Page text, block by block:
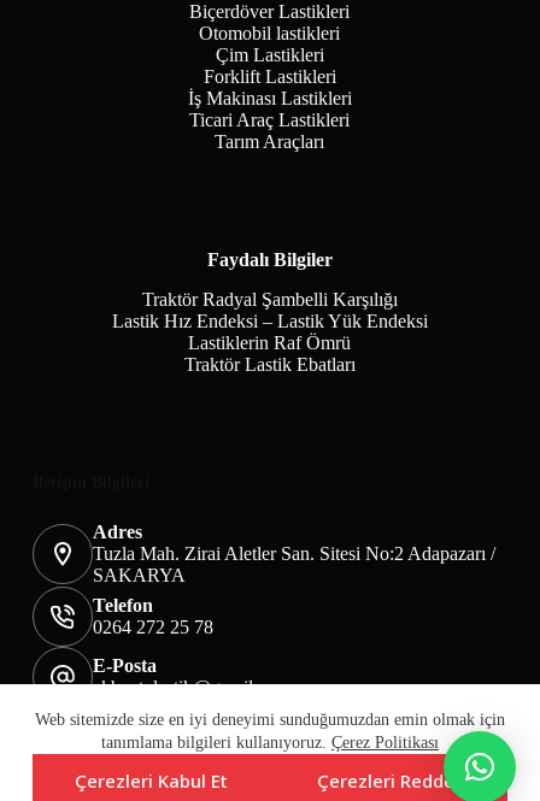
Web sitemizde size en iyi deneyimi sunduğumuzdan emin olmak için
tanımlama bilgileri kullanıyoruz. Çerez Politikası
Çerezleri Kabul Et Çerezleri Reddet
Biçerdöver Lastikleri
Otomobil lastikleri
Çim Lastikleri
Forklift Lastikleri
İş Makinası Lastikleri
Ticari Araç Lastikleri
Tarım Araçları
Faydalı Bilgiler
Traktör Radyal Şambelli Karşılığı
Lastik Hız Endeksi – Lastik Yük Endeksi
Lastiklerin Raf Ömrü
Traktör Lastik Ebatları
Adres
Tuzla Mah. Zirai Aletler San. Sitesi No:2 Adapazarı /
SAKARYA
Telefon
0264 272 25 78
E-Posta
akbaotolastik@gmail.com
Mesafeli Satış Sözleşmesi
Teslimat&İade
Üyelik KVKK Sayfası
Çerez Politikası